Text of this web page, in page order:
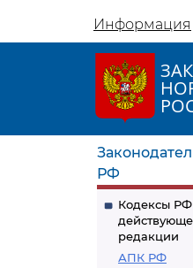
Информация
РФ
Кодексы
редакции
АПК РФ